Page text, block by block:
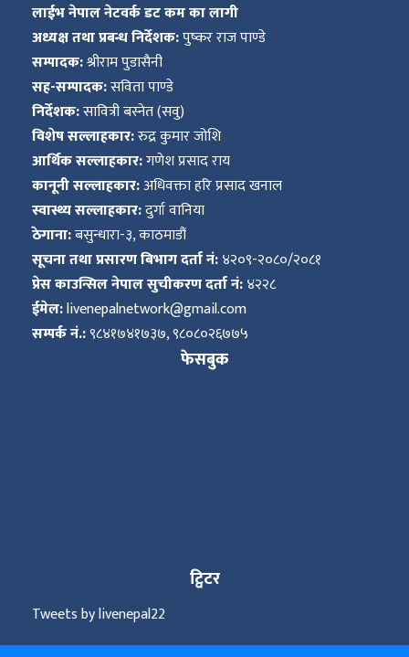
लाईभ नेपाल नेटवर्क डट कम का लागी
अध्यक्ष तथा प्रबन्ध निर्देशक:पुष्कर राज पाण्डे
सम्पादक:श्रीराम पुडासैनी
सह-सम्पादक:सविता पाण्डे
निर्देशक:सावित्री बस्नेत (सवु)
विशेष सल्लाहकार:रुद्र कुमार जोशि
आर्थिक सल्लाहकार:गणेश प्रसाद राय
कानूनी सल्लाहकार:अधिवक्ता हरि प्रसाद खनाल
स्वास्थ्य सल्लाहकार:दुर्गा वानिया
ठेगाना:बसुन्धारा-३, काठमाडौं
सूचना तथा प्रसारण बिभाग दर्ता नं:४२०९-२०८०/२०८१
प्रेस काउन्सिल नेपाल सुचीकरण दर्ता नं:४२२८
ईमेल:livenepalnetwork@gmail.com
सम्पर्क नं.:९८४१७४१७३७, ९८०८०२६७७५
फेसबुक
ट्विटर
Tweets by livenepal22